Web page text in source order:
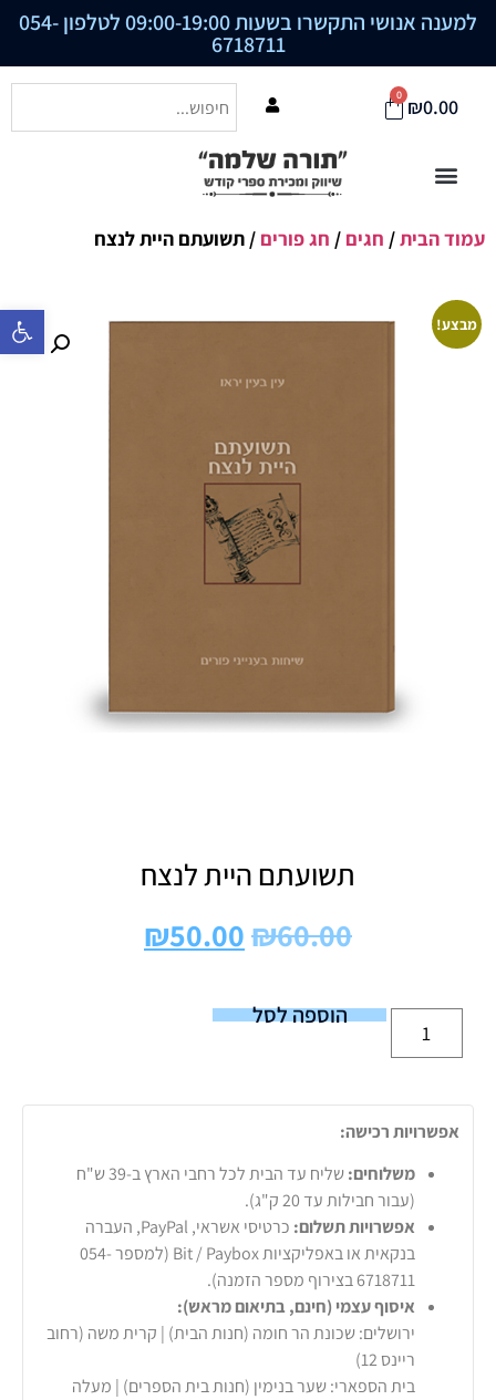
פתח סרגל
למענה אנושי התקשרו בשעות 09:00-19:00 לטלפון 054-
6718711
₪0.00
0
עמוד הבית/ חגים / חג פורים / תשועתם היית לנצח
מבצע!
תשועתם היית לנצח
₪60.00
₪50.00
הוספה לסל
אפשרויות רכישה:
משלוחים:
שליח עד הבית לכל רחבי הארץ ב-39 ש"ח
(עבור חבילות עד 20 ק"ג).
אפשרויות תשלום:
כרטיסי אשראי, PayPal, העברה
בנקאית או באפליקציות Bit / Paybox (למספר 054-
6718711 בצירוף מספר הזמנה).
איסוף עצמי (חינם, בתיאום מראש):
ירושלים: שכונת הר חומה (חנות הבית) | קרית משה (רחוב
ריינס 12)
בית הספארי: שער בנימין (חנות בית הספרים) | מעלה